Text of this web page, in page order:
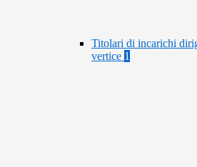
Titolari di incarichi
vertice 1